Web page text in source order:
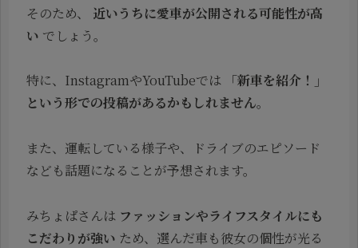
そのため、 近いうちに愛車が公開される可能性が高
い でしょう。
特に、InstagramやYouTubeでは
「新車を紹介！」
という形での投稿があるかもしれません。
また、運転している様子や、ドライブのエピソード
なども話題になることが予想されます。
みちょぱさんは ファッションやライフスタイルにも
こだわりが強い ため、選んだ車も彼女の個性が光る